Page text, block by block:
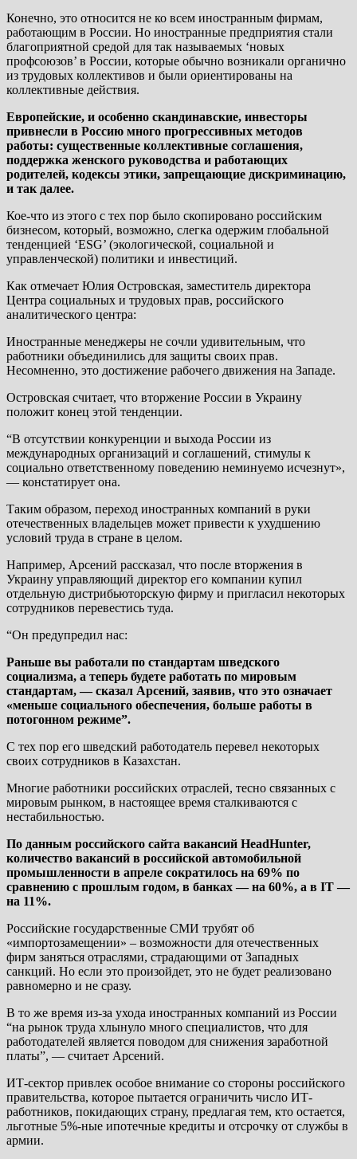
Конечно, это относится не ко всем иностранным фирмам,
работающим в России. Но иностранные предприятия стали
благоприятной средой для так называемых ‘новых
профсоюзов’ в России, которые обычно возникали органично
из трудовых коллективов и были ориентированы на
коллективные действия.
Европейские, и особенно скандинавские, инвесторы
привнесли в Россию много прогрессивных методов
работы: существенные коллективные соглашения,
поддержка женского руководства и работающих
родителей, кодексы этики, запрещающие дискриминацию,
и так далее.
Кое-что из этого с тех пор было скопировано российским
бизнесом, который, возможно, слегка одержим глобальной
тенденцией ‘ESG’ (экологической, социальной и
управленческой) политики и инвестиций.
Как отмечает Юлия Островская, заместитель директора
Центра социальных и трудовых прав, российского
аналитического центра:
Иностранные менеджеры не сочли удивительным, что
работники объединились для защиты своих прав.
Несомненно, это достижение рабочего движения на Западе.
Островская считает, что вторжение России в Украину
положит конец этой тенденции.
“В отсутствии конкуренции и выхода России из
международных организаций и соглашений, стимулы к
социально ответственному поведению неминуемо исчезнут»,
— констатирует она.
Таким образом, переход иностранных компаний в руки
отечественных владельцев может привести к ухудшению
условий труда в стране в целом.
Например, Арсений рассказал, что после вторжения в
Украину управляющий директор его компании купил
отдельную дистрибьюторскую фирму и пригласил некоторых
сотрудников перевестись туда.
“Он предупредил нас:
Раньше вы работали по стандартам шведского
социализма, а теперь будете работать по мировым
стандартам, — сказал Арсений, заявив, что это означает
«меньше социального обеспечения, больше работы в
потогонном режиме”.
С тех пор его шведский работодатель перевел некоторых
своих сотрудников в Казахстан.
Многие работники российских отраслей, тесно связанных с
мировым рынком, в настоящее время сталкиваются с
нестабильностью.
По данным российского сайта вакансий HeadHunter,
количество вакансий в российской автомобильной
промышленности в апреле сократилось на 69% по
сравнению с прошлым годом, в банках — на 60%, а в IT —
на 11%.
Российские государственные СМИ трубят об
«импортозамещении» – возможности для отечественных
фирм заняться отраслями, страдающими от Западных
санкций. Но если это произойдет, это не будет реализовано
равномерно и не сразу.
В то же время из-за ухода иностранных компаний из России
“на рынок труда хлынуло много специалистов, что для
работодателей является поводом для снижения заработной
платы”, — считает Арсений.
ИТ-сектор привлек особое внимание со стороны российского
правительства, которое пытается ограничить число ИТ-
работников, покидающих страну, предлагая тем, кто остается,
льготные 5%-ные ипотечные кредиты и отсрочку от службы в
армии.